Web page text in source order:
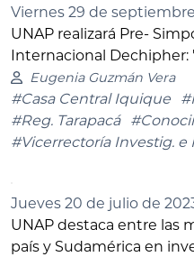
Viernes 29 de
UNAP realizará Pre-
Internacional
Eugenia Guzmán Vera
#Casa Central Iquique
#Reg. Tarapacá
#Vicerrectoría Investig. e
Jueves 20 de julio de
UNAP destaca entre las
país y Sudamérica en